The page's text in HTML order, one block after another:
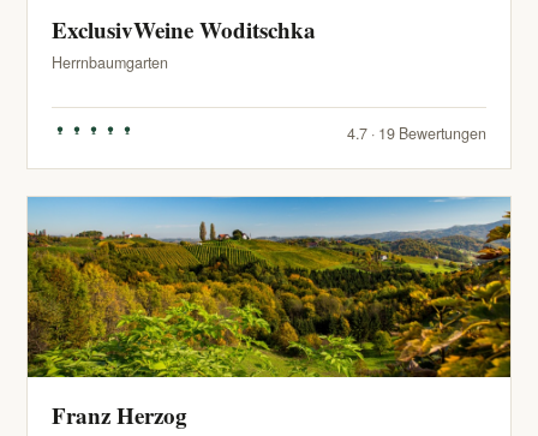
ExclusivWeine Woditschka
Herrnbaumgarten
4.7 · 19 Bewertungen
Franz Herzog